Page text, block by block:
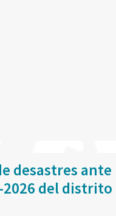
desastres ante
del distrito